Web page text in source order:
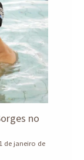
no
de janeiro de